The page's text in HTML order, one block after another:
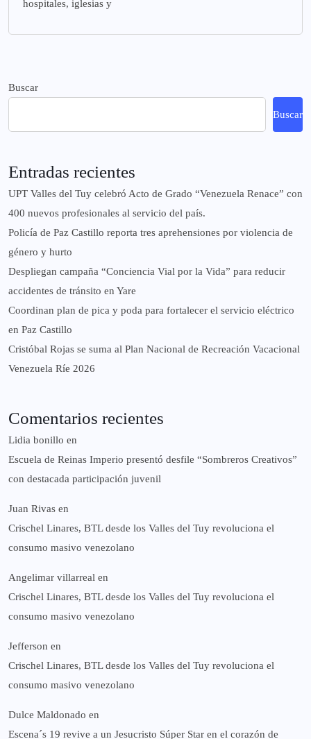
hospitales, iglesias y
Buscar
Buscar
Entradas recientes
UPT Valles del Tuy celebró Acto de Grado “Venezuela Renace” con
400 nuevos profesionales al servicio del país.
‎Policía de Paz Castillo reporta tres aprehensiones por violencia de
género y hurto
‎Despliegan campaña “Conciencia Vial por la Vida” para reducir
accidentes de tránsito en Yare
Coordinan plan de pica y poda para fortalecer el servicio eléctrico
en Paz Castillo
Cristóbal Rojas se suma al Plan Nacional de Recreación Vacacional
Venezuela Ríe 2026
Comentarios recientes
Lidia bonillo en
Escuela de Reinas Imperio presentó desfile “Sombreros Creativos”
con destacada participación juvenil
Juan Rivas en
Crischel Linares, BTL desde los Valles del Tuy revoluciona el
consumo masivo venezolano
Angelimar villarreal en
Crischel Linares, BTL desde los Valles del Tuy revoluciona el
consumo masivo venezolano
Jefferson en
Crischel Linares, BTL desde los Valles del Tuy revoluciona el
consumo masivo venezolano
Dulce Maldonado en
Escena´s 19 revive a un Jesucristo Súper Star en el corazón de